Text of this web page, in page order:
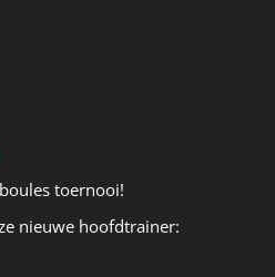
toernooi!
nieuwe hoofdtrainer: